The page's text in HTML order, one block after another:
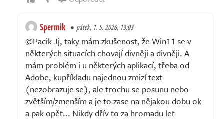
Spermik pátek, 1. 5. 2026, 13:03
@Pacik Jj, taky mám zkušenost, že Win11 se v
některých situacích chovají divněji a divněji. A
mám problém i u některých aplikací, třeba od
Adobe, kupříkladu najednou zmizí text
(nezobrazuje se), ale trochu se posunu nebo
zvětším/zmenším a je to zase na nějakou dobu ok
a pak opět... Nikdy dřív to za hromadu let